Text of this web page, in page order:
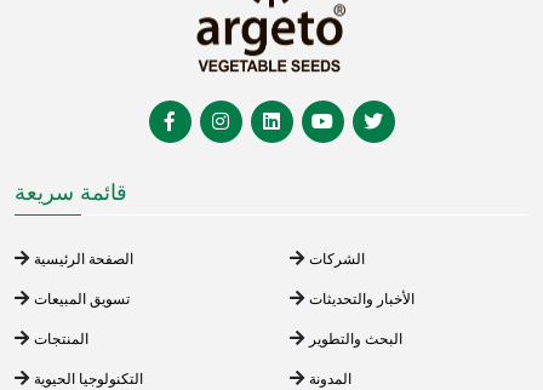
قائمة سريعة
الصفحة الرئيسية
الشركات
تسويق المبيعات
الأخبار والتحديثات
المنتجات
البحث والتطوير
التكنولوجيا الحيوية
المدونة